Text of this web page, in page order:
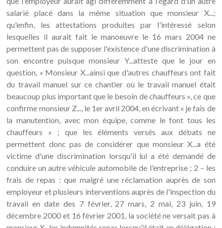
salarié placé dans la même situation que monsieur X...;
qu'enfin, les attestations produites par l'intéressé selon
lesquelles il aurait fait le manoeuvre le 16 mars 2004 ne
permettent pas de supposer l'existence d'une discrimination à
son encontre puisque monsieur Y...atteste que le jour en
question, « Monsieur X...ainsi que d'autres chauffeurs ont fait
du travail manuel sur ce chantier où le travail manuel était
beaucoup plus important que le besoin de chauffeurs », ce que
confirme monsieur Z..., le 1er avril 2004, en écrivant « je fais de
la manutention, avec mon équipe, comme le font tous les
chauffeurs » ; que les éléments versés aux débats ne
permettent donc pas de considérer que monsieur X...a été
victime d'une discrimination lorsqu'il lui a été demandé de
conduire un autre véhicule automobile de l'entreprise ; 2 – les
frais de repas : que malgré une réclamation auprès de son
employeur et plusieurs interventions auprès de l'inspection du
travail en date des 7 février, 27 mars, 2 mai, 23 juin, 19
décembre 2000 et 16 février 2001, la société ne versait pas à